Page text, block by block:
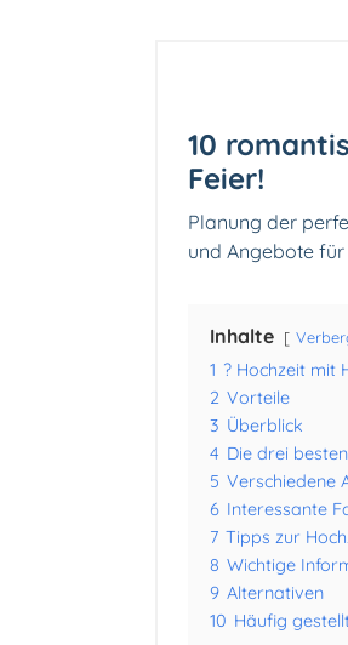
10
Feier!
Planung der
und Angebote
Inhalte
1 ? Hochzeit mit
2 Vorteile
3 Überblick
4 Die drei
5 Verschiedene
6 Interessante
7 Tipps zur
8 Wichtige
9 Alternativen
10 Häufig